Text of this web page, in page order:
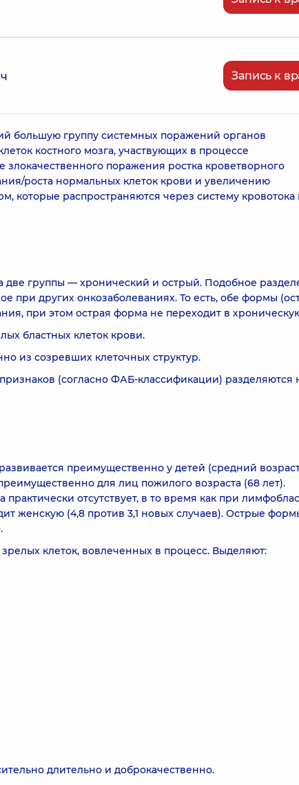
Запись к
большую группу системных поражений органов
костного мозга, участвующих в процессе
поражения ростка кроветворного
роста нормальных клеток крови и увеличению
распространяются через систему кровотока
две группы — хронический и острый. Подобное
при других онкозаболеваниях. То есть, обе формы
при этом острая форма не переходит в
бластных клеток крови.
из созревших клеточных структур.
(согласно ФАБ-классификации) разделяются
преимущественно у детей (средний
для лиц пожилого возраста (68 лет).
отсутствует, в то время как при
женскую (4,8 против 3,1 новых случаев). Острые
клеток, вовлеченных в процесс. Выделяют:
длительно и доброкачественно.